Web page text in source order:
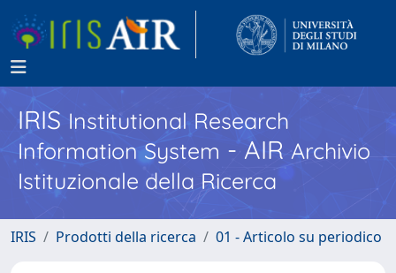
IRISInstitutional Research
Information System - AIR Archivio
Istituzionale della Ricerca
IRIS Prodotti della ricerca 01 - Articolo su periodico